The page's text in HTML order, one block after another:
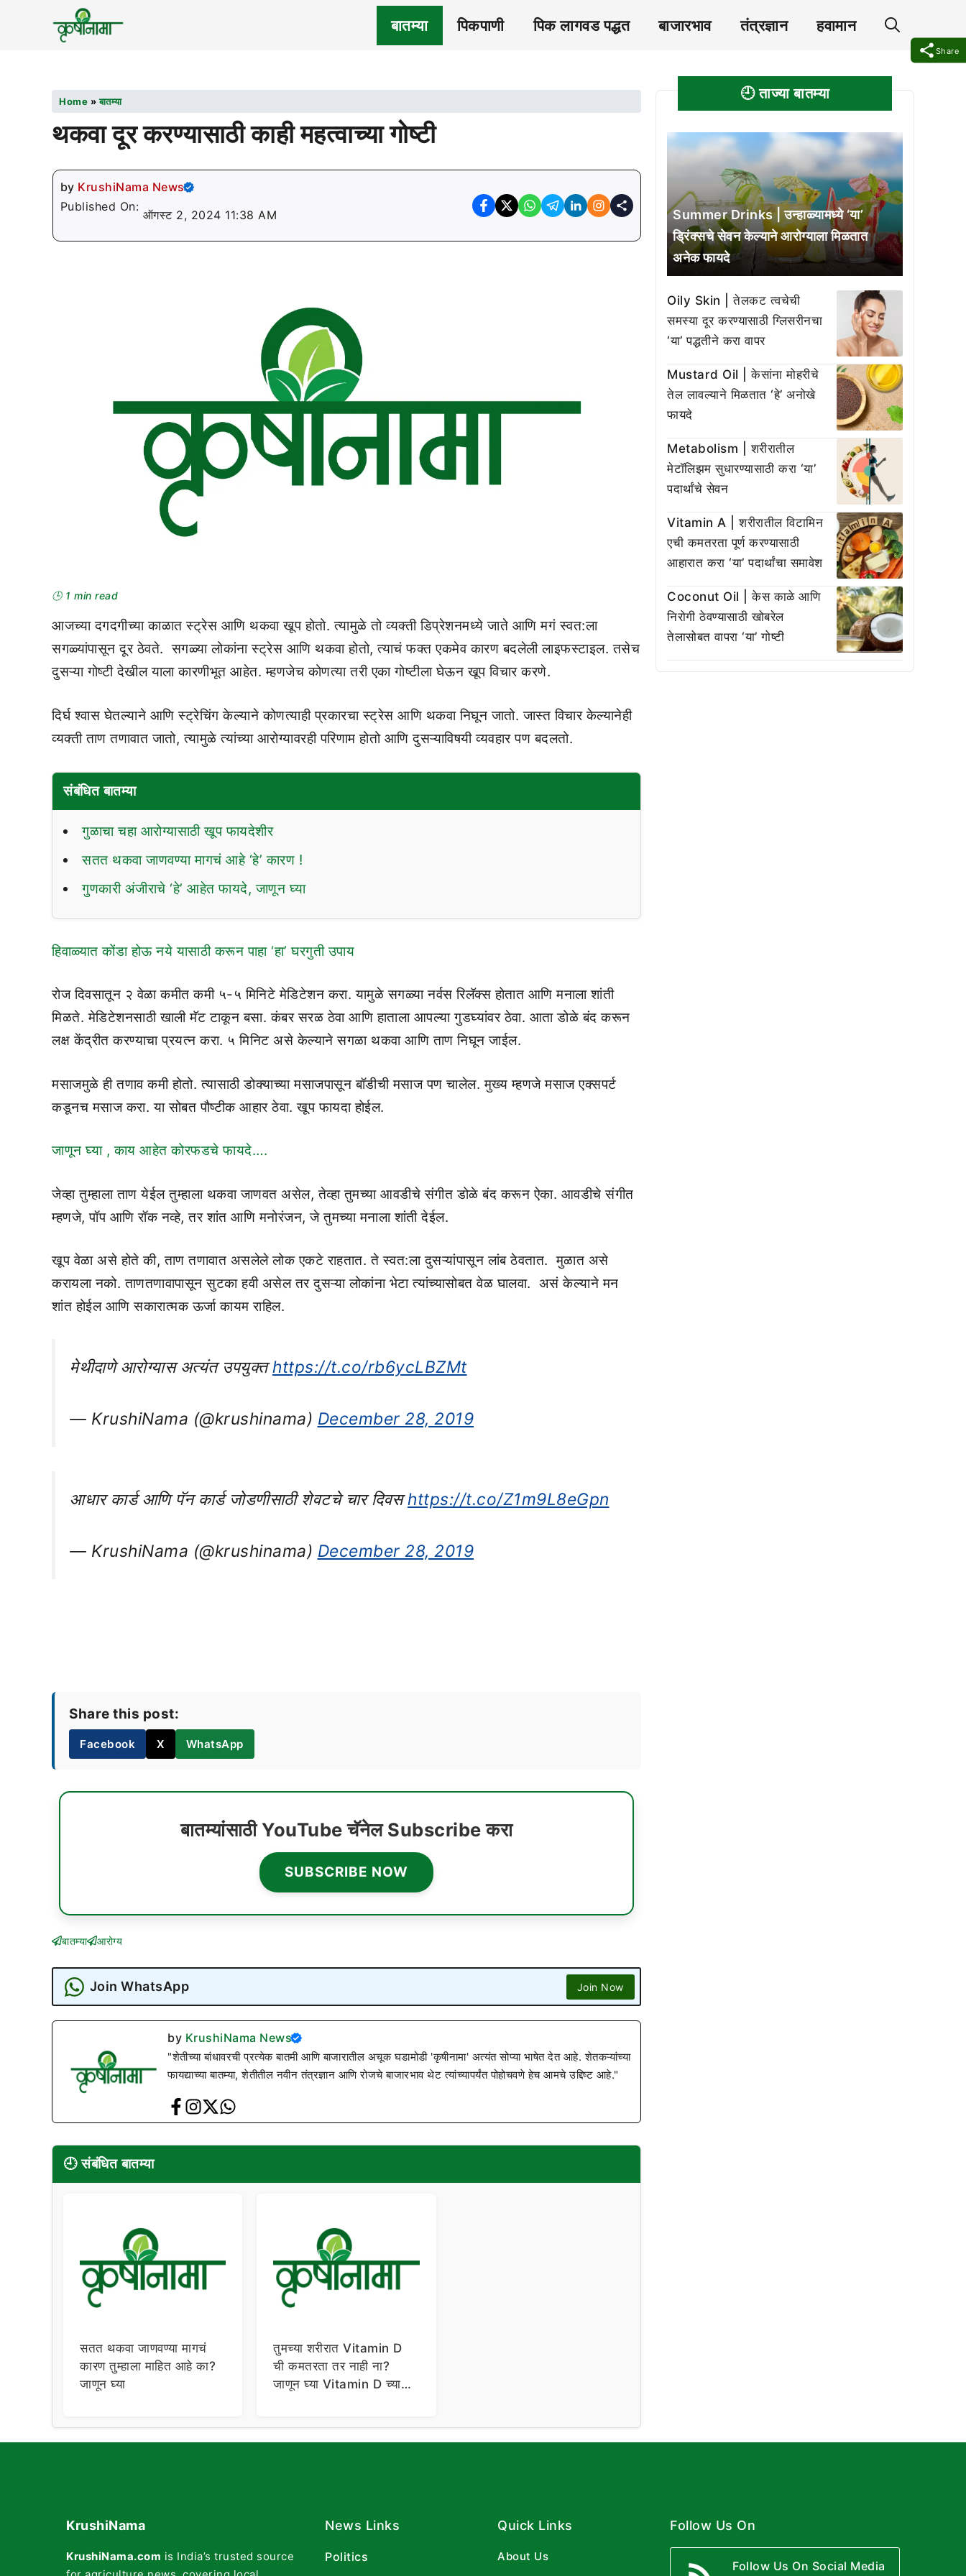
बातम्या पिकपाणी पिक लागवड पद्धत बाजारभाव तंत्रज्ञान हवामान
Share
Home »बातम्या
थकवा दूर करण्यासाठी काही महत्वाच्या गोष्टी
by KrushiNama News
Published On:
ऑगस्ट 2, 2024 11:38 AM
🕒 1 min read
आजच्या दगदगीच्या काळात स्ट्रेस आणि थकवा खूप होतो. त्यामुळे तो व्यक्ती डिप्रेशनमध्ये जाते आणि मगं स्वत:ला
सगळ्यांपासून दूर ठेवते. सगळ्या लोकांना स्ट्रेस आणि थकवा होतो, त्याचं फक्त एकमेव कारण बदलेली लाइफस्टाइल. तसेच
दुसऱ्या गोष्टी देखील याला कारणीभूत आहेत. म्हणजेच कोणत्या तरी एका गोष्टीला घेऊन खूप विचार करणे.
दिर्घ श्वास घेतल्याने आणि स्ट्रेचिंग केल्याने कोणत्याही प्रकारचा स्ट्रेस आणि थकवा निघून जातो. जास्त विचार केल्यानेही
व्यक्ती ताण तणावात जातो, त्यामुळे त्यांच्या आरोग्यावरही परिणाम होतो आणि दुसऱ्याविषयी व्यवहार पण बदलतो.
संबंधित बातम्या
गुळाचा चहा आरोग्यासाठी खूप फायदेशीर
सतत थकवा जाणवण्या मागचं आहे ‘हे’ कारण !
गुणकारी अंजीराचे ‘हे’ आहेत फायदे, जाणून घ्या
हिवाळ्यात कोंडा होऊ नये यासाठी करून पाहा ‘हा’ घरगुती उपाय
रोज दिवसातून २ वेळा कमीत कमी ५-५ मिनिटे मेडिटेशन करा. यामुळे सगळ्या नर्वस रिलॅक्स होतात आणि मनाला शांती
मिळते. मेडिटेशनसाठी खाली मॅट टाकून बसा. कंबर सरळ ठेवा आणि हाताला आपल्या गुडघ्यांवर ठेवा. आता डोळे बंद करून
लक्ष केंद्रीत करण्याचा प्रयत्न करा. ५ मिनिट असे केल्याने सगळा थकवा आणि ताण निघून जाईल.
मसाजमुळे ही तणाव कमी होतो. त्यासाठी डोक्याच्या मसाजपासून बॉडीची मसाज पण चालेल. मुख्य म्हणजे मसाज एक्सपर्ट
कडूनच मसाज करा. या सोबत पौष्टीक आहार ठेवा. खूप फायदा होईल.
जाणून घ्या , काय आहेत कोरफडचे फायदे….
जेव्हा तुम्हाला ताण येईल तुम्हाला थकवा जाणवत असेल, तेव्हा तुमच्या आवडीचे संगीत डोळे बंद करून ऐका. आवडीचे संगीत
म्हणजे, पॉप आणि रॉक नव्हे, तर शांत आणि मनोरंजन, जे तुमच्या मनाला शांती देईल.
खूप वेळा असे होते की, ताण तणावात असलेले लोक एकटे राहतात. ते स्वत:ला दुसऱ्यांपासून लांब ठेवतात. मुळात असे
करायला नको. ताणतणावापासून सुटका हवी असेल तर दुसऱ्या लोकांना भेटा त्यांच्यासोबत वेळ घालवा. असं केल्याने मन
शांत होईल आणि सकारात्मक ऊर्जा कायम राहिल.
मेथीदाणे आरोग्यास अत्यंत उपयुक्तhttps://t.co/rb6ycLBZMt
— KrushiNama (@krushinama) December 28, 2019
आधार कार्ड आणि पॅन कार्ड जोडणीसाठी शेवटचे चार दिवसhttps://t.co/Z1m9L8eGpn
— KrushiNama (@krushinama) December 28, 2019
Share this post:
Facebook X WhatsApp
बातम्यांसाठी YouTube चॅनेल Subscribe करा
SUBSCRIBE NOW
बातम्या आरोग्य
Join WhatsApp Join Now
by KrushiNama News
"शेतीच्या बांधावरची प्रत्येक बातमी आणि बाजारातील अचूक घडामोडी 'कृषीनामा' अत्यंत सोप्या भाषेत देत आहे. शेतकऱ्यांच्या
फायद्याच्या बातम्या, शेतीतील नवीन तंत्रज्ञान आणि रोजचे बाजारभाव थेट त्यांच्यापर्यंत पोहोचवणे हेच आमचे उद्दिष्ट आहे."
🕘 संबंधित बातम्या
सतत थकवा जाणवण्या मागचं
कारण तुम्हाला माहित आहे का?
जाणून घ्या
तुमच्या शरीरात Vitamin D
ची कमतरता तर नाही ना?
जाणून घ्या Vitamin D च्या
🕘 ताज्या बातम्या
Summer Drinks | उन्हाळ्यामध्ये ‘या’
ड्रिंक्सचे सेवन केल्याने आरोग्याला मिळतात
अनेक फायदे
Oily Skin | तेलकट त्वचेची
समस्या दूर करण्यासाठी ग्लिसरीनचा
‘या’ पद्धतीने करा वापर
Mustard Oil | केसांना मोहरीचे
तेल लावल्याने मिळतात ‘हे’ अनोखे
फायदे
Metabolism | शरीरातील
मेटॉलिझम सुधारण्यासाठी करा ‘या’
पदार्थांचे सेवन
Vitamin A | शरीरातील विटामिन
एची कमतरता पूर्ण करण्यासाठी
आहारात करा ‘या’ पदार्थांचा समावेश
Coconut Oil | केस काळे आणि
निरोगी ठेवण्यासाठी खोबरेल
तेलासोबत वापरा ‘या’ गोष्टी
KrushiNama
KrushiNama.com is India’s trusted source
News Links
Politics
Quick Links
About Us
Follow Us On
Follow Us On Social Media